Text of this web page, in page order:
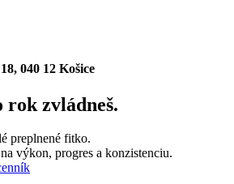
040 12 Košice
rok zvládneš.
preplnené fitko.
výkon, progres a konzistenciu.